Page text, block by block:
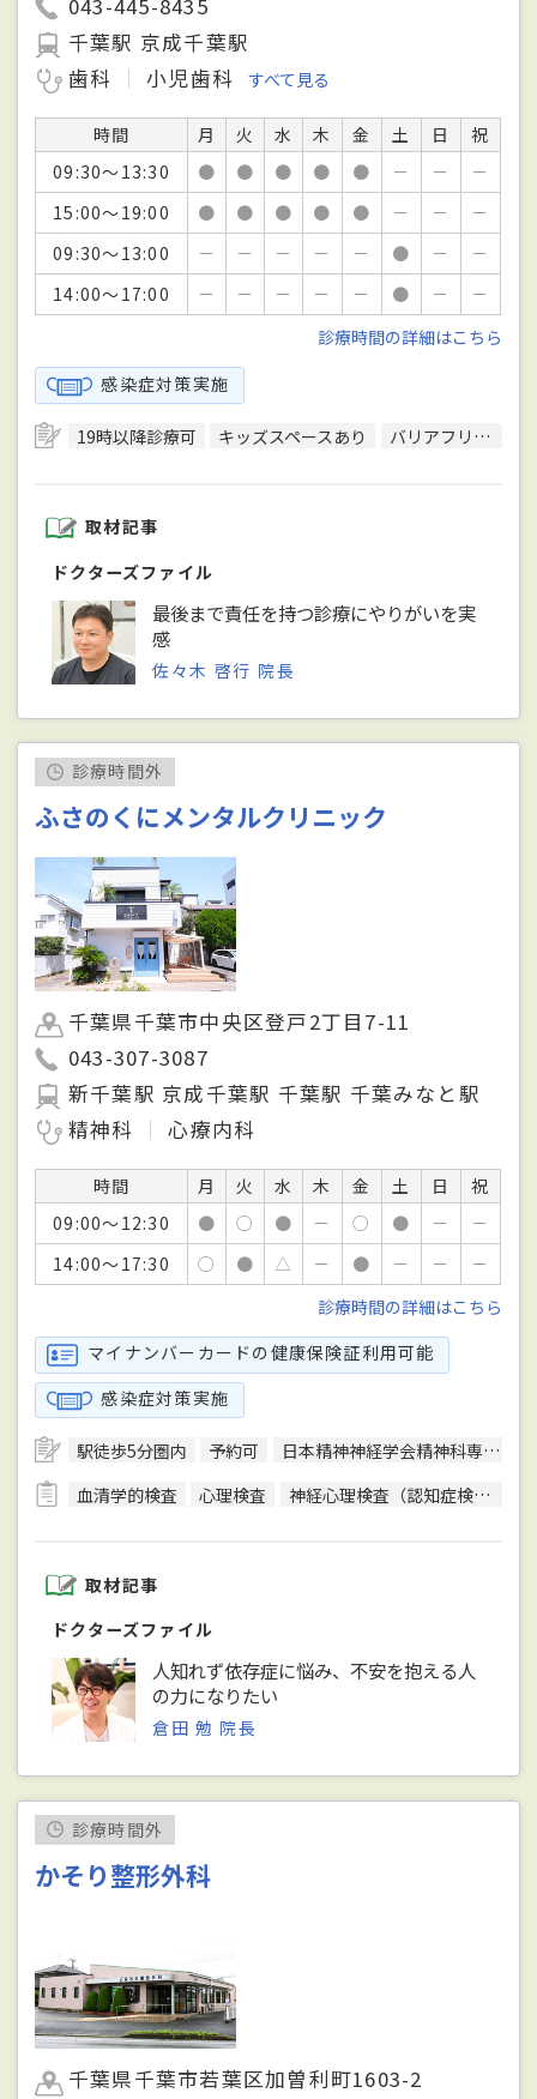
043-445-8435
千葉駅 京成千葉駅
歯科
小児歯科 すべて見る
時間 月 火 水 木 金 土 日
祝
09:30～13:30
● ● ● ● ● － －
－
15:00～19:00
● ● ● ● ● － －
－
09:30～13:00
－ － － － － ● －
－
14:00～17:00
－ － － － － ● －
－
診療時間の詳細はこちら
感染症対策実施
19時以降診療可 キッズスペースあり バリアフリー対応
取材記事
ドクターズファイル
最後まで責任を持つ診療にやりがいを実
感
佐々木 啓行 院長
診療時間外
ふさのくにメンタルクリニック
千葉県千葉市中央区登戸2丁目7-11
043-307-3087
新千葉駅 京成千葉駅 千葉駅 千葉みなと駅
精神科
心療内科
時間 月 火 水 木 金 土 日
祝
09:00～12:30
● ○ ● － ○ ● －
－
14:00～17:30
○ ● △ － ● － －
－
診療時間の詳細はこちら
マイナンバーカードの健康保険証利用可能
感染症対策実施
駅徒歩5分圏内 予約可
日本精神神経学会精神科専門医
血清学的検査
心理検査 神経心理検査（認知症検査）
取材記事
ドクターズファイル
人知れず依存症に悩み、不安を抱える人
の力になりたい
倉田 勉 院長
診療時間外
かそり整形外科
千葉県千葉市若葉区加曽利町1603-2